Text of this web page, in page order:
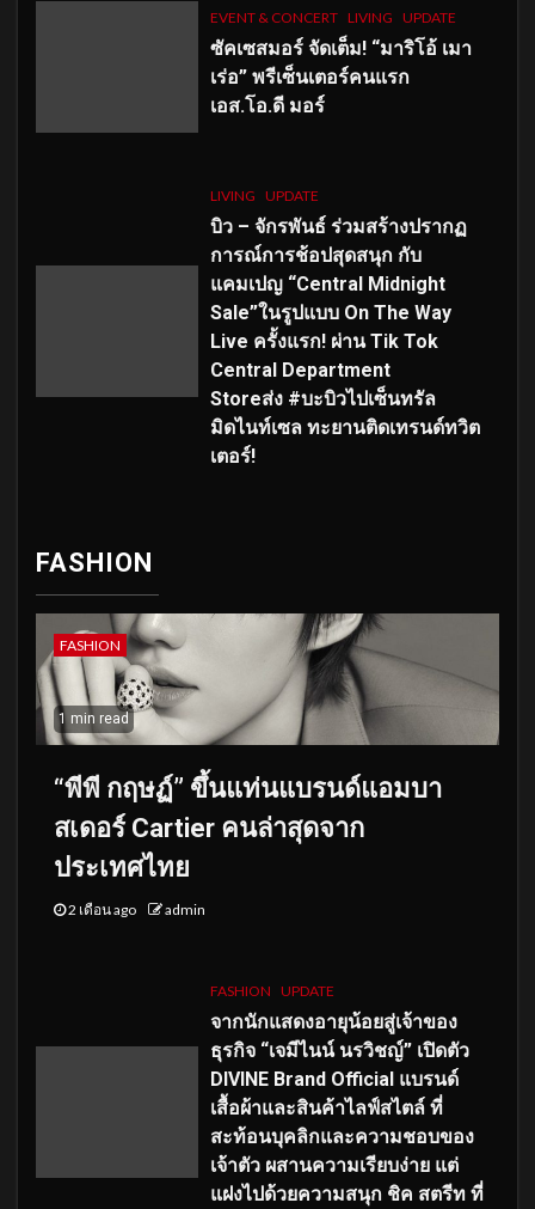
EVENT & CONCERT LIVING UPDATE
ซัคเซสมอร์ จัดเต็ม! “มาริโอ้ เมา
เร่อ” พรีเซ็นเตอร์คนแรก
เอส.โอ.ดี มอร์
LIVING UPDATE
บิว – จักรพันธ์ ร่วมสร้างปรากฏ
การณ์การช้อปสุดสนุก กับ
แคมเปญ “Central Midnight
Sale”ในรูปแบบ On The Way
Live ครั้งแรก! ผ่าน Tik Tok
Central Department
Storeส่ง #บะบิวไปเซ็นทรัล
มิดไนท์เซล ทะยานติดเทรนด์ทวิต
เตอร์!
FASHION
FASHION
1 min read
“พีพี กฤษฏ์” ขึ้นแท่นแบรนด์แอมบา
สเดอร์ Cartier คนล่าสุดจาก
ประเทศไทย
2 เดือน ago admin
FASHION UPDATE
จากนักแสดงอายุน้อยสู่เจ้าของ
ธุรกิจ “เจมีไนน์ นรวิชญ์” เปิดตัว
DIVINE Brand Official แบรนด์
เสื้อผ้าและสินค้าไลฟ์สไตล์ ที่
สะท้อนบุคลิกและความชอบของ
เจ้าตัว ผสานความเรียบง่าย แต่
แฝงไปด้วยความสนุก ชิค สตรีท ที่